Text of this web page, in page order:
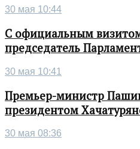
30 мая 10:44
С официальным
председатель
30 мая 10:41
Премьер-министр
президентом
30 мая 08:36